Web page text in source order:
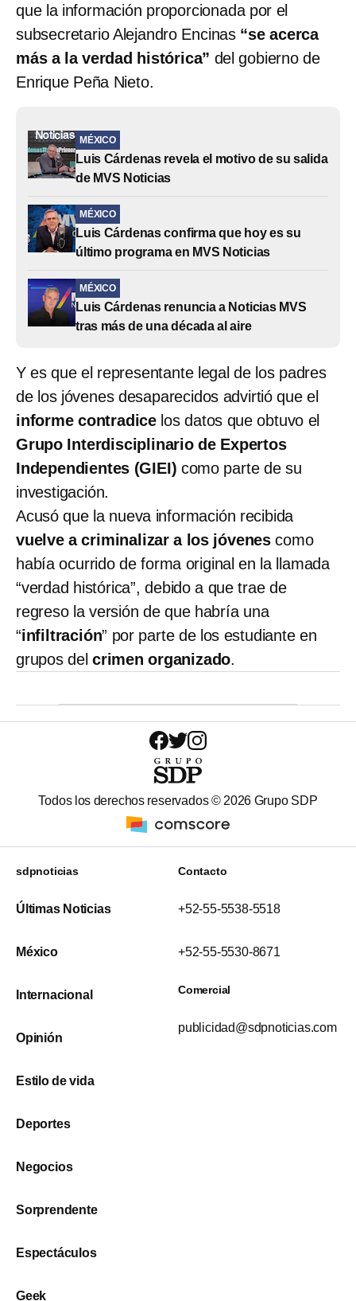
que la información proporcionada por el
subsecretario Alejandro Encinas “se acerca
más a la verdad histórica” del gobierno de
Enrique Peña Nieto.
MÉXICO
Luis Cárdenas revela el motivo de su salida
de MVS Noticias
MÉXICO
Luis Cárdenas confirma que hoy es su
último programa en MVS Noticias
MÉXICO
Luis Cárdenas renuncia a Noticias MVS
tras más de una década al aire
Y es que el representante legal de los padres
de los jóvenes desaparecidos advirtió que el
informe contradice los datos que obtuvo el
Grupo Interdisciplinario de Expertos
Independientes (GIEI) como parte de su
investigación.
Acusó que la nueva información recibida
vuelve a criminalizar a los jóvenes como
había ocurrido de forma original en la llamada
“verdad histórica”, debido a que trae de
regreso la versión de que habría una
“infiltración” por parte de los estudiante en
grupos delcrimen organizado.
Todos los derechos reservados © 2026 Grupo SDP
sdpnoticias
Últimas Noticias
México
Internacional
Opinión
Estilo de vida
Deportes
Negocios
Sorprendente
Espectáculos
Geek
Contacto
+52-55-5538-5518
+52-55-5530-8671
Comercial
publicidad@sdpnoticias.com